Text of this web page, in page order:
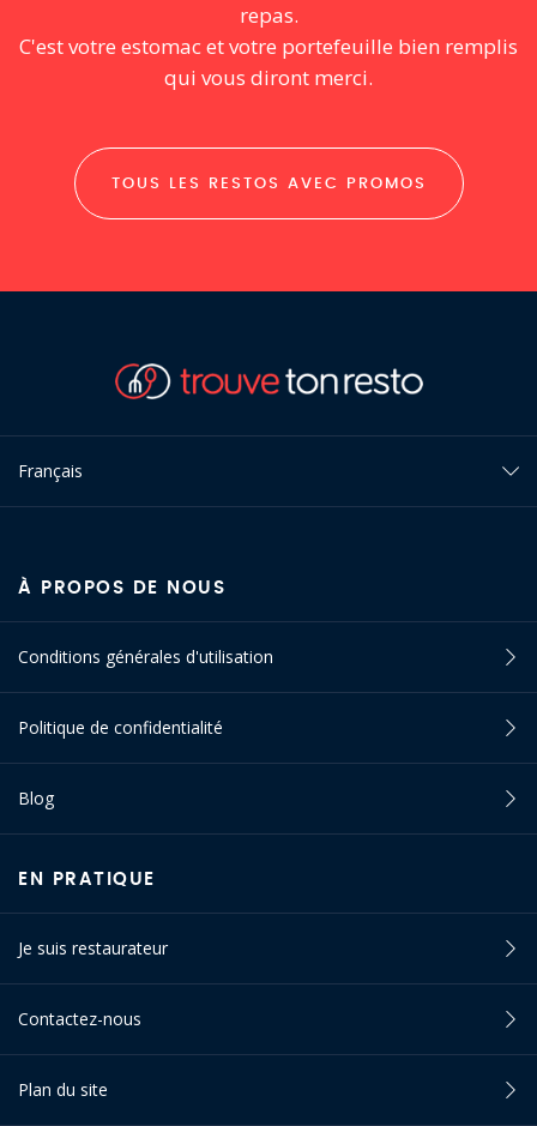
repas.
C'est votre estomac et votre portefeuille bien remplis
qui vous diront merci.
TOUS LES RESTOS AVEC PROMOS
Français
À PROPOS DE NOUS
Conditions générales d'utilisation
Politique de confidentialité
Blog
EN PRATIQUE
Je suis restaurateur
Contactez-nous
Plan du site